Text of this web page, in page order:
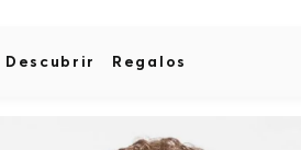
Descubrir Regalos